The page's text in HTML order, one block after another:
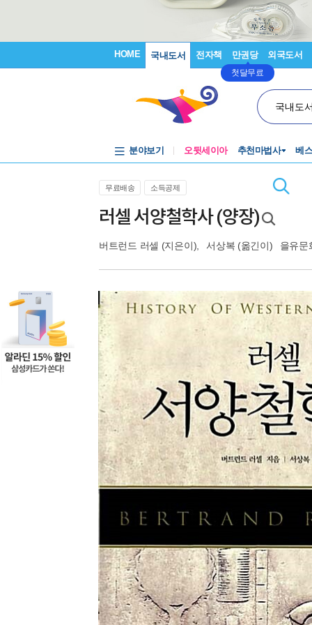
HOME 국내도서 전자책 만권당
첫달무료
외국도서
국내도
분야보기 오뒷세이아 추천마법사 베
무료배송 소득공제
러셀 서양철학사 (양장)
버트런드 러셀 (지은이), 서상복 (옮긴이) 을유문